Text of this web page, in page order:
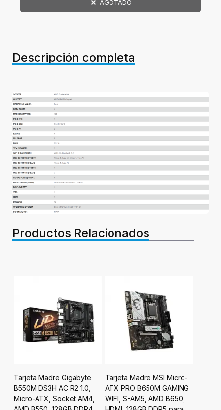
AGOTADO
Descripción completa
Productos Relacionados
Tarjeta Madre Gigabyte
B550M DS3H AC R2 1.0,
Micro-ATX, Socket AM4,
Tarjeta Madre MSI Micro-
ATX PRO B650M GAMING
WIFI, S-AM5, AMD B650,